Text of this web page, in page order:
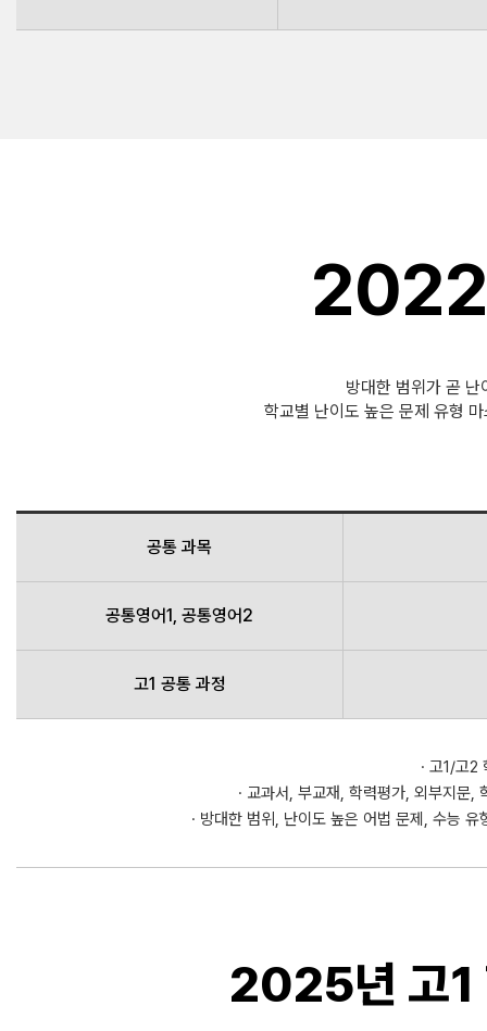
2022
방대한 범위가 곧
학교별 난이도 높은 문제 유형
공통 과목
공통영어1, 공통영어2
고1 공통 과정
· 고1/고2
· 교과서, 부교재, 학력평가, 외부지문,
· 방대한 범위, 난이도 높은 어법 문제, 수능
2025년 고1